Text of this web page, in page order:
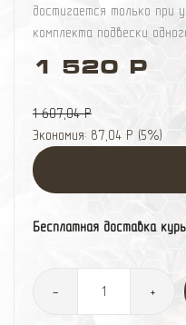
достигается только при
комплекта подвески
1 520 Р
1 607,04 Р
Экономия: 87,04 Р (5%)
Бесплатная доставка
- +